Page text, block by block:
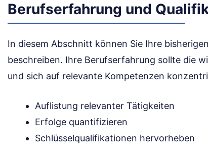
Berufserfahrung und
In diesem Abschnitt können Sie Ihre
beschreiben. Ihre Berufserfahrung sollte die
und sich auf relevante Kompetenzen
Auflistung relevanter Tätigkeiten
Erfolge quantifizieren
Schlüsselqualifikationen hervorheben